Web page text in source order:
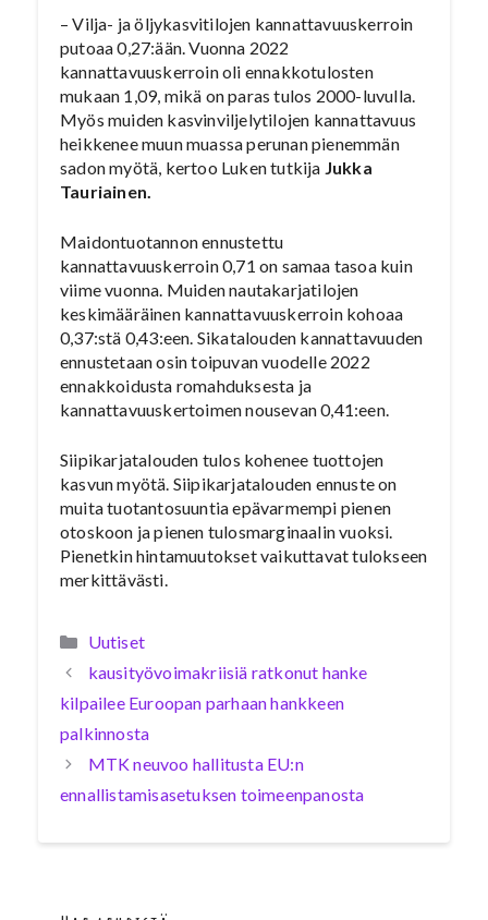
– Vilja- ja öljykasvitilojen kannattavuuskerroin
putoaa 0,27:ään. Vuonna 2022
kannattavuuskerroin oli ennakkotulosten
mukaan 1,09, mikä on paras tulos 2000-luvulla.
Myös muiden kasvinviljelytilojen kannattavuus
heikkenee muun muassa perunan pienemmän
sadon myötä, kertoo Luken tutkija Jukka
Tauriainen.
Maidontuotannon ennustettu
kannattavuuskerroin 0,71 on samaa tasoa kuin
viime vuonna. Muiden nautakarjatilojen
keskimääräinen kannattavuuskerroin kohoaa
0,37:stä 0,43:een. Sikatalouden kannattavuuden
ennustetaan osin toipuvan vuodelle 2022
ennakkoidusta romahduksesta ja
kannattavuuskertoimen nousevan 0,41:een.
Siipikarjatalouden tulos kohenee tuottojen
kasvun myötä. Siipikarjatalouden ennuste on
muita tuotantosuuntia epävarmempi pienen
otoskoon ja pienen tulosmarginaalin vuoksi.
Pienetkin hintamuutokset vaikuttavat tulokseen
merkittävästi.
Kategoriat
Uutiset
kausityövoimakriisiä ratkonut hanke
kilpailee Euroopan parhaan hankkeen
palkinnosta
MTK neuvoo hallitusta EU:n
ennallistamisasetuksen toimeenpanosta